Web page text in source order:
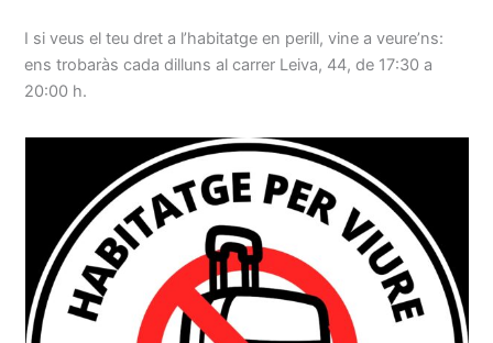
I si veus el teu dret a l’habitatge en perill, vine a veure’ns:
ens trobaràs cada dilluns al carrer Leiva, 44, de 17:30 a
20:00 h.